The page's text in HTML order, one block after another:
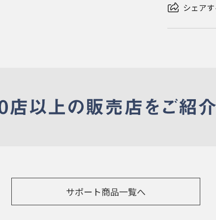
シェア
サポート商品一覧へ